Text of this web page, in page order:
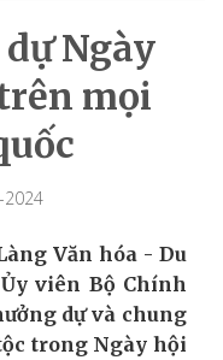
Ngày
mọi
2024
Văn hóa - Du
Ủy viên Bộ Chính
dự và chung
trong Ngày hội